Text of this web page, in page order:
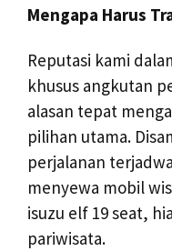
Mengapa Harus
Reputasi kami
khusus angkutan
alasan tepat
pilihan utama.
perjalanan
menyewa mobil
isuzu elf 19 seat,
pariwisata.